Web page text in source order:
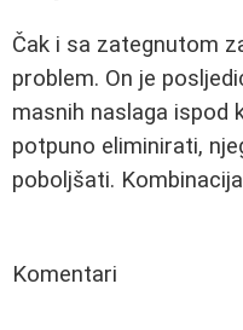
Čak i sa zategnutom
problem. On je
masnih naslaga ispod
potpuno eliminirati,
poboljšati.
Komentari